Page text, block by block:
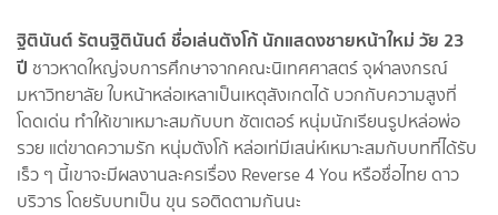
ฐิตินันต์ รัตนฐิตินันต์ ชื่อเล่นตังโก้ นักแสดงชายหน้าใหม่ วัย 23
ปี ชาวหาดใหญ่จบการศึกษาจากคณะนิเทศศาสตร์ จุฬาลงกรณ์
มหาวิทยาลัย ใบหน้าหล่อเหลาเป็นเหตุสังเกตได้ บวกกับความสูงที่
โดดเด่น ทำให้เขาเหมาะสมกับบท ชัตเตอร์ หนุ่มนักเรียนรูปหล่อพ่อ
รวย แต่ขาดความรัก หนุ่มตังโก้ หล่อเท่มีเสน่ห์เหมาะสมกับบทที่ได้รับ
เร็ว ๆ นี้เขาจะมีผลงานละครเรื่อง Reverse 4 You หรือชื่อไทย ดาว
บริวาร โดยรับบทเป็น ขุน รอติดตามกันนะ